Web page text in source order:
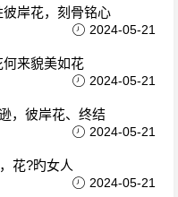
岸花，刻骨铭心
2024-05-21
来貌美如花
2024-05-21
，彼岸花、终结
2024-05-21
花?旳女人
2024-05-21